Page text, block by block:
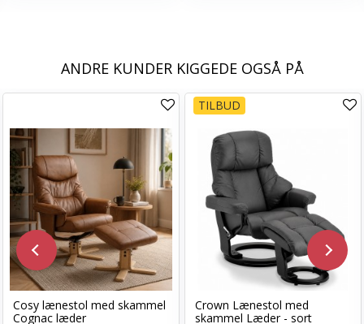
ANDRE KUNDER KIGGEDE OGSÅ PÅ
Cosy lænestol med skammel
Cognac læder
TILBUD
Crown Lænestol med
skammel Læder - sort